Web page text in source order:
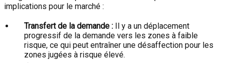
implications pour le marché :
Transfert de la demande : Il y a un déplacement
progressif de la demande vers les zones à faible
risque, ce qui peut entraîner une désaffection pour les
zones jugées à risque élevé.